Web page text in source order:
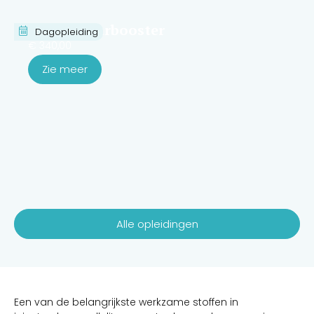
Dagopleiding
Cursus haarbooster
€ 340,00
Zie meer
Alle opleidingen
Een van de belangrijkste werkzame stoffen in